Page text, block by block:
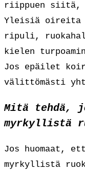
riippuen siitä,
Yleisiä oireita
ripuli,
kielen
Jos epäilet
välittömästi
Mitä tehdä,
myrkyllistä
Jos huomaat,
myrkyllistä